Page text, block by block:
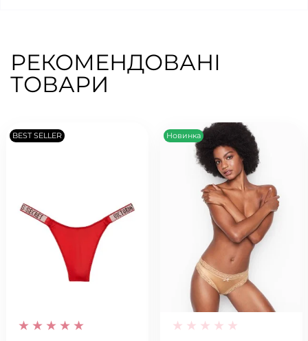
РЕКОМЕНДОВАНІ
ТОВАРИ
BEST SELLER Новинка